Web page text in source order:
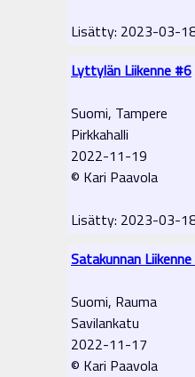
Lisätty: 2023-03-
Lyttylän Liikenne #6
Suomi, Tampere
Pirkkahalli
2022-11-19
© Kari Paavola
Lisätty: 2023-03-
Satakunnan
Suomi, Rauma
Savilankatu
2022-11-17
© Kari Paavola